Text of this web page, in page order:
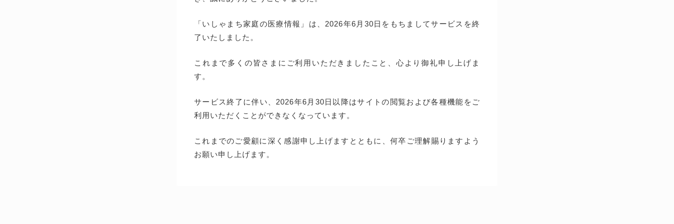
「いしゃまち家庭の医療情報」は、2026年6月30日をもちましてサービスを終
了いたしました。
これまで多くの皆さまにご利用いただきましたこと、心より御礼申し上げま
す。
サービス終了に伴い、2026年6月30日以降はサイトの閲覧および各種機能をご
利用いただくことができなくなっています。
これまでのご愛顧に深く感謝申し上げますとともに、何卒ご理解賜りますよう
お願い申し上げます。